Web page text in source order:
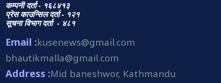
कम्पनी दर्ता - १६८४१३
प्रेस काउन्सिल दर्ता - १२१
सूचना विभाग दर्ता - ४८१
Email :kusenews@gmail.com
bhautikmalla@gmail.com
Address :Mid baneshwor, Kathmandu